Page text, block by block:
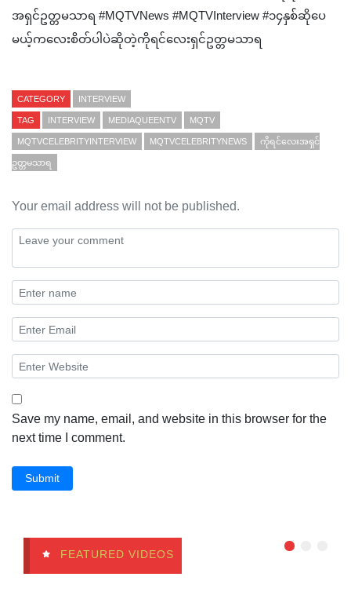
အရှင်ဥတ္တမသာရ #MQTVNews #MQTVInterview #၁၄နှစ်ဆိုပေ
မယ့်ကလေးစိတ်ပါပဲဆိုတဲ့ကိုရင်လေးရှင်ဥတ္တမသာရ
CATEGORY INTERVIEW
TAG INTERVIEW MEDIAQUEENTV MQTV
MQTVCELEBRITYINTERVIEW MQTVCELEBRITYNEWS ကိုရင်လေးအရှင်
ဥတ္တမသာရ
Your email address will not be published.
Save my name, email, and website in this browser for the
next time I comment.
Submit
FEATURED VIDEOS